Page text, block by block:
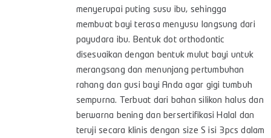
menyerupai puting susu ibu, sehingga
membuat bayi terasa menyusu langsung dari
payudara ibu. Bentuk dot orthodontic
disesuaikan dengan bentuk mulut bayi untuk
merangsang dan menunjang pertumbuhan
rahang dan gusi bayi Anda agar gigi tumbuh
sempurna. Terbuat dari bahan silikon halus dan
berwarna bening dan bersertifikasi Halal dan
teruji secara klinis dengan size S isi 3pcs dalam